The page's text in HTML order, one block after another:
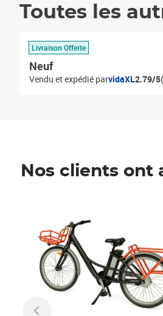
Toutes les
Livraison Offerte
Neuf
Vendu et expédié parvidaXL2.79/5
Nos clients ont